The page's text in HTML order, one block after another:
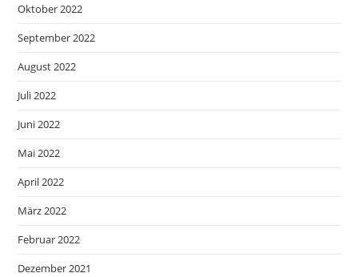
Oktober 2022
September 2022
August 2022
Juli 2022
Juni 2022
Mai 2022
April 2022
März 2022
Februar 2022
Dezember 2021